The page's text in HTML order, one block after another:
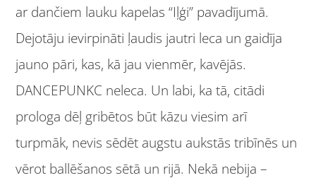
ar dančiem lauku kapelas “Iļģi” pavadījumā.
Dejotāju ievirpināti ļaudis jautri leca un gaidīja
jauno pāri, kas, kā jau vienmēr, kavējās.
DANCEPUNKC neleca. Un labi, ka tā, citādi
prologa dēļ gribētos būt kāzu viesim arī
turpmāk, nevis sēdēt augstu aukstās tribīnēs un
vērot ballēšanos sētā un rijā. Nekā nebija –